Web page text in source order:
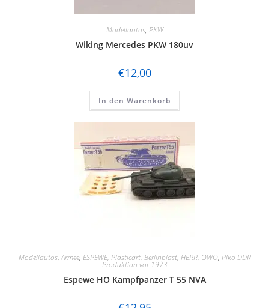
Modellautos, PKW
Wiking Mercedes PKW 180uv
€12,00
In den Warenkorb
Modellautos,Armee, ESPEWE, Plasticart, Berlinplast, HERR, OWO, Piko DDR
Produktion vor 1973
Espewe HO Kampfpanzer T 55 NVA